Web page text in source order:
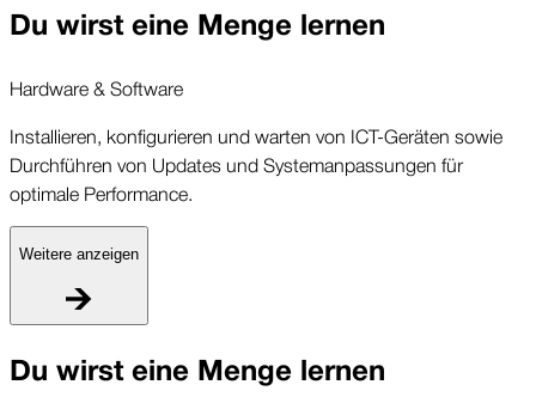
Du wirst eine Menge lernen
Hardware & Software
Installieren, konfigurieren und warten von ICT-Geräten sowie
Durchführen von Updates und Systemanpassungen für
optimale Performance.
Weitere anzeigen
Du wirst eine Menge lernen